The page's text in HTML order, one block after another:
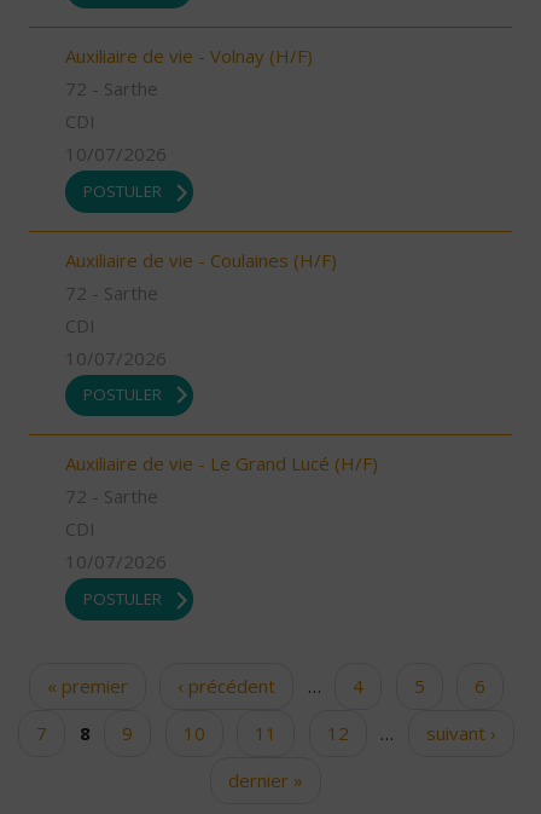
Auxiliaire de vie - Volnay (H/F)
72 - Sarthe
CDI
10/07/2026
POSTULER
Auxiliaire de vie - Coulaines (H/F)
72 - Sarthe
CDI
10/07/2026
POSTULER
Auxiliaire de vie - Le Grand Lucé (H/F)
72 - Sarthe
CDI
10/07/2026
POSTULER
Pages« premier ‹ précédent … 4 5
6
7
8 9 10 11 12 …
suivant ›
dernier »